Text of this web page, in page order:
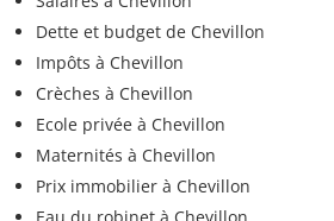
Dette et budget de Chevillon
Impôts à Chevillon
Crèches à Chevillon
Ecole privée à Chevillon
Maternités à Chevillon
Prix immobilier à Chevillon